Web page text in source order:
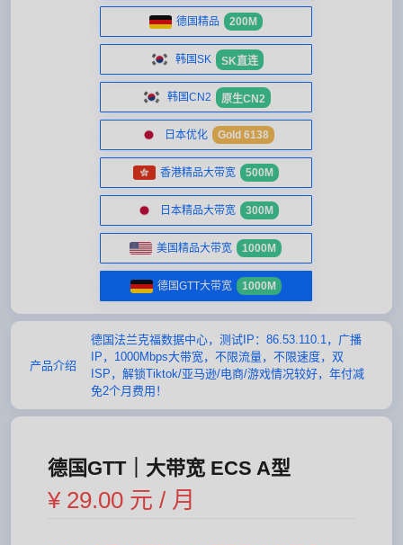
德国精品 200M
韩国SK SK直连
韩国CN2 原生CN2
日本优化 Gold 6138
香港精品大带宽 500M
日本精品大带宽 300M
美国精品大带宽 1000M
德国GTT大带宽 1000M
产品介绍
德国法兰克福数据中心，测试IP：86.53.110.1，广播
IP，1000Mbps大带宽，不限流量，不限速度，双
ISP，解锁Tiktok/亚马逊/电商/游戏情况较好，年付减
免2个月费用！
德国GTT｜大带宽 ECS A型
¥ 29.00 元 / 月